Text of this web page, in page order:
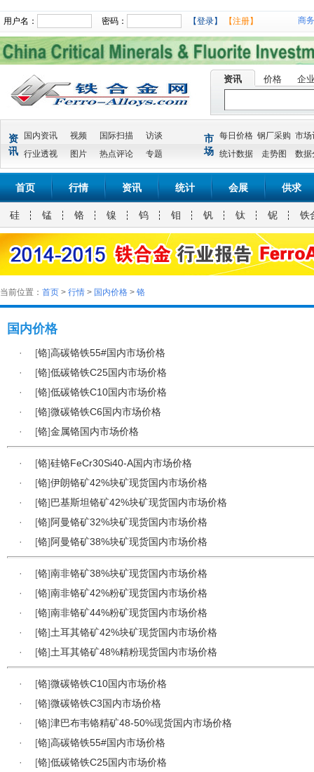
用户名： 密码： 【登录】 【注册】 商
资讯 价格 企
资
讯
国内资讯 视频 国际扫描
访谈
行业透视
图片 热点评论 专题
市
场
每日价格 钢厂采购 市场
统计数据
走势图 数据
首页 行情 资讯 统计 会展 供求
硅 锰 铬 镍 钨 钼 钒 钛 铌 铁
当前位置： 首页 > 行情 > 国内价格 > 铬
国内价格
· [铬]高碳铬铁55#国内市场价格
·
[铬]低碳铬铁C25国内市场价格
·
[铬]低碳铬铁C10国内市场价格
·
[铬]微碳铬铁C6国内市场价格
·
[铬]金属铬国内市场价格
· [铬]硅铬FeCr30Si40-A国内市场价格
·
[铬]伊朗铬矿42%块矿现货国内市场价格
·
[铬]巴基斯坦铬矿42%块矿现货国内市场价格
·
[铬]阿曼铬矿32%块矿现货国内市场价格
·
[铬]阿曼铬矿38%块矿现货国内市场价格
· [铬]南非铬矿38%块矿现货国内市场价格
·
[铬]南非铬矿42%粉矿现货国内市场价格
·
[铬]南非铬矿44%粉矿现货国内市场价格
·
[铬]土耳其铬矿42%块矿现货国内市场价格
·
[铬]土耳其铬矿48%精粉现货国内市场价格
· [铬]微碳铬铁C10国内市场价格
·
[铬]微碳铬铁C3国内市场价格
·
[铬]津巴布韦铬精矿48-50%现货国内市场价格
·
[铬]高碳铬铁55#国内市场价格
·
[铬]低碳铬铁C25国内市场价格